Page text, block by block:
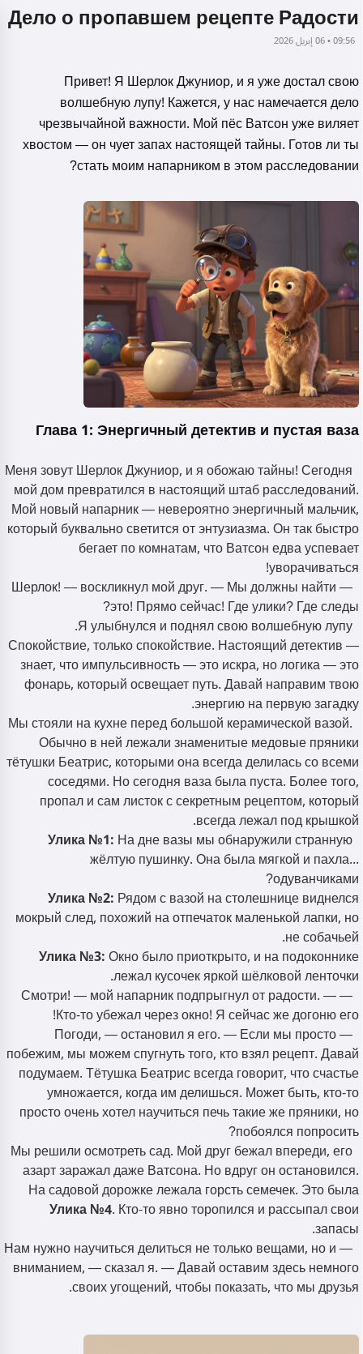
Дело о пропавшем рецепте Радости
09:56 • 06 إبريل 2026
Привет! Я Шерлок Джуниор, и я уже достал свою
волшебную лупу! Кажется, у нас намечается дело
чрезвычайной важности. Мой пёс Ватсон уже виляет
хвостом — он чует запах настоящей тайны. Готов ли ты
стать моим напарником в этом расследовании?
Глава 1: Энергичный детектив и пустая ваза
Меня зовут Шерлок Джуниор, и я обожаю тайны! Сегодня
мой дом превратился в настоящий штаб расследований.
Мой новый напарник — невероятно энергичный мальчик,
который буквально светится от энтузиазма. Он так быстро
бегает по комнатам, что Ватсон едва успевает
уворачиваться!
— Шерлок! — воскликнул мой друг. — Мы должны найти
это! Прямо сейчас! Где улики? Где следы?
Я улыбнулся и поднял свою волшебную лупу.
— Спокойствие, только спокойствие. Настоящий детектив
знает, что импульсивность — это искра, но логика — это
фонарь, который освещает путь. Давай направим твою
энергию на первую загадку.
Мы стояли на кухне перед большой керамической вазой.
Обычно в ней лежали знаменитые медовые пряники
тётушки Беатрис, которыми она всегда делилась со всеми
соседями. Но сегодня ваза была пуста. Более того,
пропал и сам листок с секретным рецептом, который
всегда лежал под крышкой.
Улика №1:На дне вазы мы обнаружили странную
жёлтую пушинку. Она была мягкой и пахла...
одуванчиками?
Улика №2:Рядом с вазой на столешнице виднелся
мокрый след, похожий на отпечаток маленькой лапки, но
не собачьей.
Улика №3:Окно было приоткрыто, и на подоконнике
лежал кусочек яркой шёлковой ленточки.
— Смотри! — мой напарник подпрыгнул от радости. —
Кто-то убежал через окно! Я сейчас же догоню его!
— Погоди, — остановил я его. — Если мы просто
побежим, мы можем спугнуть того, кто взял рецепт. Давай
подумаем. Тётушка Беатрис всегда говорит, что счастье
умножается, когда им делишься. Может быть, кто-то
просто очень хотел научиться печь такие же пряники, но
побоялся попросить?
Мы решили осмотреть сад. Мой друг бежал впереди, его
азарт заражал даже Ватсона. Но вдруг он остановился.
На садовой дорожке лежала горсть семечек. Это была
Улика №4. Кто-то явно торопился и рассыпал свои
запасы.
— Нам нужно научиться делиться не только вещами, но и
вниманием, — сказал я. — Давай оставим здесь немного
своих угощений, чтобы показать, что мы друзья.